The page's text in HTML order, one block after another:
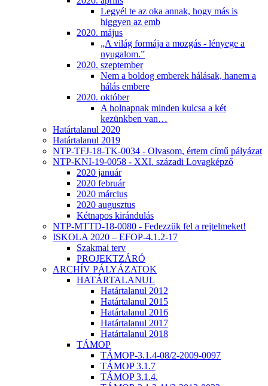
Legyél te az oka annak, hogy más is
higgyen az emb
2020. május
„A világ formája a mozgás - lényege a
nyugalom.”
2020. szeptember
Nem a boldog emberek hálásak, hanem a
hálás embere
2020. október
A holnapnak minden kulcsa a két
kezünkben van…
Határtalanul 2020
Határtalanul 2019
NTP-TFJ-18-TK-0034 - Olvasom, értem című pályázat
NTP-KNI-19-0058 - XXI. századi Lovagképző
2020 január
2020 február
2020 március
2020 augusztus
Kétnapos kirándulás
NTP-MTTD-18-0080 - Fedezzük fel a rejtelmeket!
ISKOLA 2020 – EFOP-4.1.2-17
Szakmai terv
PROJEKTZÁRÓ
ARCHÍV PÁLYÁZATOK
HATÁRTALANUL
Határtalanul 2012
Határtalanul 2015
Határtalanul 2016
Határtalanul 2017
Határtalanul 2018
TÁMOP
TÁMOP-3.1.4-08/2-2009-0097
TÁMOP 3.1.7
TÁMOP 3.1.4.